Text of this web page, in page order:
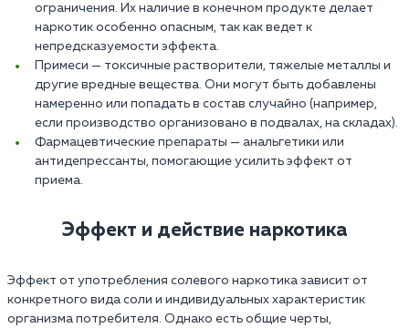
ограничения. Их наличие в конечном продукте делает
наркотик особенно опасным, так как ведет к
непредсказуемости эффекта.
Примеси — токсичные растворители, тяжелые металлы и
другие вредные вещества. Они могут быть добавлены
намеренно или попадать в состав случайно (например,
если производство организовано в подвалах, на складах).
Фармацевтические препараты — анальгетики или
антидепрессанты, помогающие усилить эффект от
приема.
Эффект и действие наркотика
Эффект от употребления солевого наркотика зависит от
конкретного вида соли и индивидуальных характеристик
организма потребителя. Однако есть общие черты,